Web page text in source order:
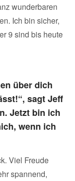
wunderbaren
Ich bin sicher,
9 sind bis heute
über dich
sagt Jeff
Jetzt bin ich
wenn ich
Viel Freude
spannend,